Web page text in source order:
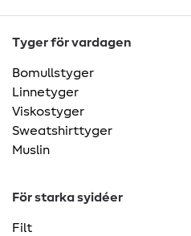
Tyger för vardagen
Bomullstyger
Linnetyger
Viskostyger
Sweatshirttyger
Muslin
För starka syidéer
Filt